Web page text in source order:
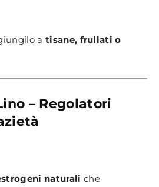
a tisane, frullati o
– Regolatori
naturali che